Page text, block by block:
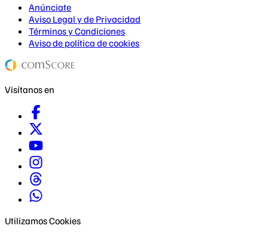
Anúnciate
Aviso Legal y de Privacidad
Términos y Condiciones
Aviso de política de cookies
Visítanos en
Utilizamos Cookies